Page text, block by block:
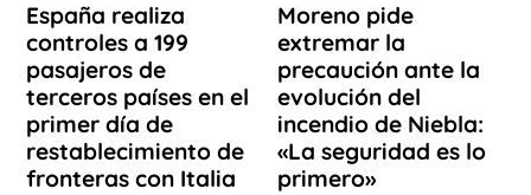
España realiza
controles a 199
pasajeros de
terceros países en el
primer día de
restablecimiento de
fronteras con Italia
Moreno pide
extremar la
precaución ante la
evolución del
incendio de Niebla:
«La seguridad es lo
primero»